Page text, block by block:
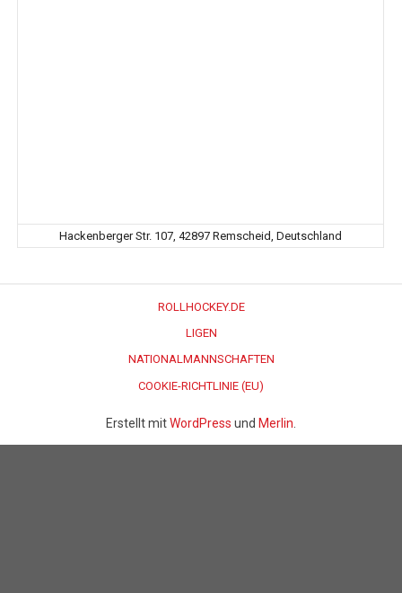
Hackenberger Str. 107, 42897 Remscheid, Deutschland
ROLLHOCKEY.DE
LIGEN
NATIONALMANNSCHAFTEN
COOKIE-RICHTLINIE (EU)
Erstellt mitWordPress und Merlin